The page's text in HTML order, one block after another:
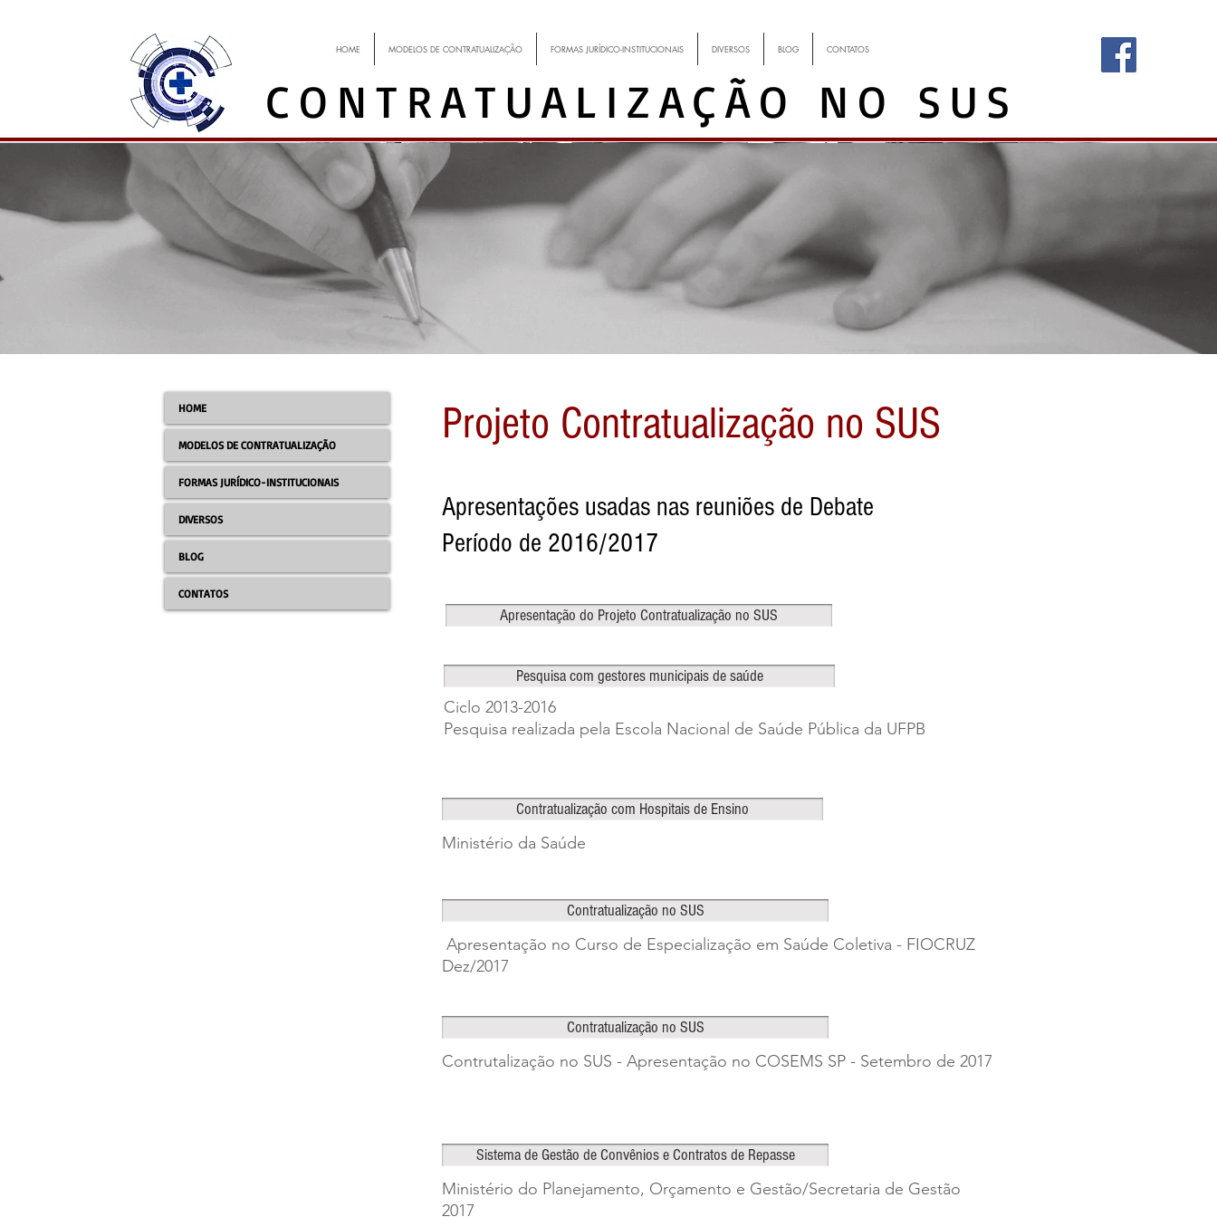
HOME MODELOS DE CONTRATUALIZAÇÃO FORMAS JURÍDICO-INSTITUCIONAIS DIVERSOS BLOG CONTATOS
CONTRATUALIZAÇÃO NO SUS
HOME
MODELOS DE CONTRATUALIZAÇÃO
FORMAS JURÍDICO-INSTITUCIONAIS
DIVERSOS
BLOG
CONTATOS
Projeto Contratualização no SUS
Apresentações usadas nas reuniões de Debate
Período de 2016/2017
Apresentação do Projeto Contratualização no SUS
Pesquisa com gestores municipais de saúde
Ciclo 2013-2016
Pesquisa realizada pela Escola Nacional de Saúde Pública da UFPB
Contratualização com Hospitais de Ensino
Ministério da Saúde
Contratualização no SUS
Apresentação no Curso de Especialização em Saúde Coletiva - FIOCRUZ
Dez/2017
Contratualização no SUS
Contrutalização no SUS - Apresentação no COSEMS SP - Setembro de 2017
Sistema de Gestão de Convênios e Contratos de Repasse
Ministério do Planejamento, Orçamento e Gestão/Secretaria de Gestão
2017